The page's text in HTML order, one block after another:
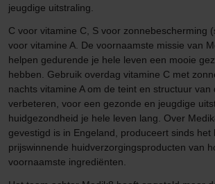
jeugdige uitstraling.
C voor vitamine C, S voor zonnebescherming
voor vitamine A. De voornaamste missie van
helpen gedurende je hele leven een mooie
hebben. Gebruik overdag vitamine C met
nachts vitamine A om de teint en structuur van
verbeteren, voor een gezonde en jeugdige
huidgezondheid je hele leven lang. Over
gevestigd is in Engeland, produceert sinds het
prijswinnende huidverzorgingsproducten van
voornaamste ingrediënten.